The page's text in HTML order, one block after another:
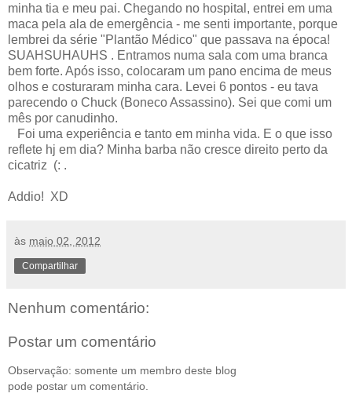
minha tia e meu pai. Chegando no hospital, entrei em uma
maca pela ala de emergência - me senti importante, porque
lembrei da série "Plantão Médico" que passava na época!
SUAHSUHAUHS . Entramos numa sala com uma branca
bem forte. Após isso, colocaram um pano encima de meus
olhos e costuraram minha cara. Levei 6 pontos - eu tava
parecendo o Chuck (Boneco Assassino). Sei que comi um
mês por canudinho.
Foi uma experiência e tanto em minha vida. E o que isso
reflete hj em dia? Minha barba não cresce direito perto da
cicatriz (: .
Addio! XD
às maio 02, 2012
Compartilhar
Nenhum comentário:
Postar um comentário
Observação: somente um membro deste blog
pode postar um comentário.